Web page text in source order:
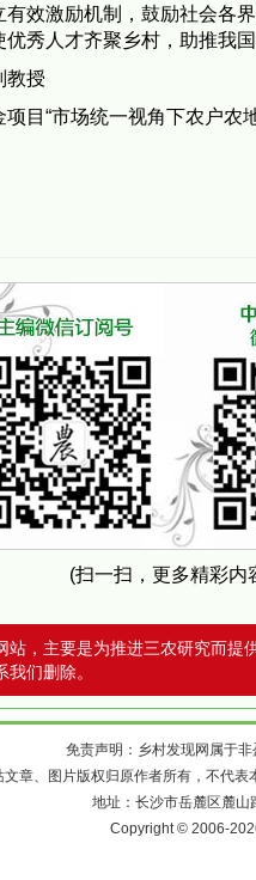
效激励机制，鼓励社会各
秀人才齐聚乡村，助推我国
教授
项目“市场统一视角下农户
(扫一扫，更多精彩内
，主要是为推进三农研究而提
们删除。
免责声明：乡村发现网属于
文章、图片版权归原作者所有，不代表
地址：长沙市岳麓区麓
Copyright © 2006-